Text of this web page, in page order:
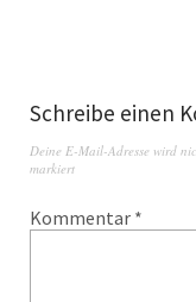
Schreibe einen
Deine E-Mail-Adresse wird
markiert
Kommentar *